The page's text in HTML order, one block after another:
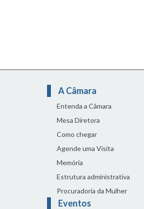
A Câmara
Entenda a Câmara
Mesa Diretora
Como chegar
Agende uma Visita
Memória
Estrutura administrativa
Procuradoria da Mulher
Eventos